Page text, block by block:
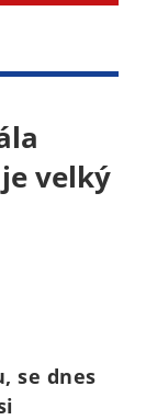
velký
se dnes